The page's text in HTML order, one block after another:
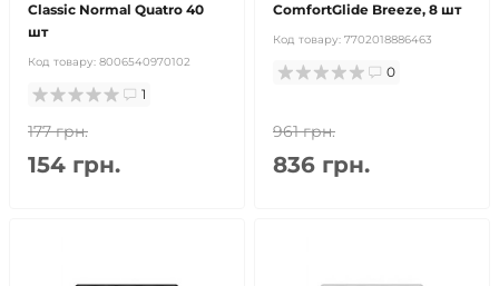
Classic Normal Quatro 40
шт
Код товару: 8006540970102
1
177 грн.
154 грн.
ComfortGlide Breeze, 8 шт
Код товару: 7702018886463
0
961 грн.
836 грн.